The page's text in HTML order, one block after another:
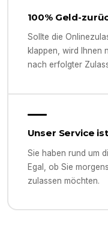
100% Geld-
Sollte die
klappen, wird Ihnen
nach erfolgter
Unser Service
Sie haben rund um
Egal, ob Sie
zulassen möchten.